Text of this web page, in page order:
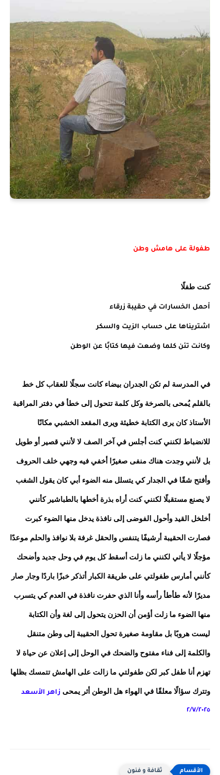
طفولة على هامش وطن
كنت طفلًا
أحمل الخسارات في حقيبة زرقاء
اشتريناها على حساب الزيت والسكر
وكانت تئن كلما وضعت فيها كتابًا عن الوطن
في المدرسة لم تكن الجدران بيضاء كانت سجلًا للعقاب كل خط
بالقلم يُمحى بالصرخة وكل كلمة تتحول إلى خطأ في دفتر المراقبة
الأستاذ كان يرى الكتابة خطيئة ويرى المقعد الخشبي مكانًا
للانضباط لكنني كنت أجلس في آخر الصف لا لأنني قصير أو طويل
بل لأنني وجدت هناك منفى صغيرًا أخفي فيه وجهي خلف الحروف
وأفتح شقًا في الجدار كي يتسلل منه الضوء أبي كان يقول الشغب
لا يصنع مستقبلًا لكنني كنت أراه بذرة أخطها بالطباشير كأنني
أخلخل القيد وأحول الفوضى إلى نافذة يدخل منها الضوء كبرت
فصارت الحقيبة أرشيفًا يتنفس والحقل غرفة بلا نوافذ والحلم موعدًا
مؤجلًا لا يأتي لكنني ما زلت أسقط كل يوم في وحل جديد وأضحك
كأنني أمارس طفولتي على طريقة الكبار أتذكر خبزًا باردًا وجار صار
مديرًا لأنه طأطأ رأسه وأنا الذي حفرت نافذة في العدم كي يتسرب
منها الضوء ما زلت أؤمن أن الحزن يتحول إلى لغة وأن الكتابة
ليست هروبًا بل مقاومة صغيرة تحول الحقيبة إلى وطن متنقل
والكلمة إلى فناء مفتوح والضحك في الوحل إلى إعلان عن حياة لا
تهزم أنا طفل كبر لكن طفولتي ما زالت على الهامش تتمسك بظلها
وتترك سؤالًا معلقًا في الهواء هل الوطن أثر يمحى زاهر الأسعد
٢/٧/٢٠٢٥
ثقافة و فنون